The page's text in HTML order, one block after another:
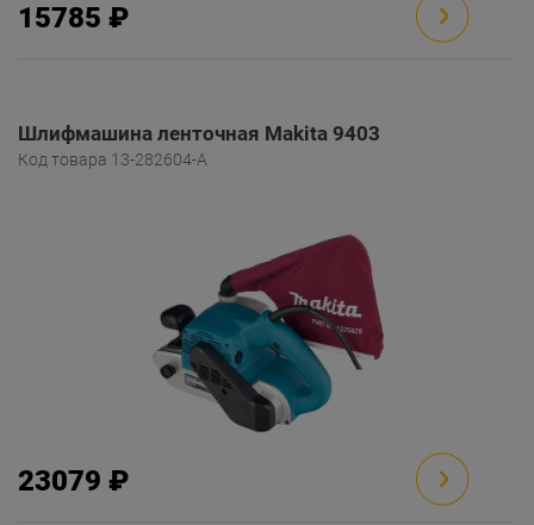
15785 ₽
Шлифмашина ленточная Makita 9403
Код товара 13-282604-A
23079 ₽